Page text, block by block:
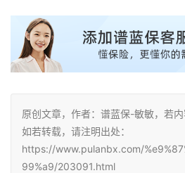
原创文章，作者：谱蓝保-敏敏，若内
如若转载，请注明出处：
https://www.pulanbx.com/
99%a9/203091.html